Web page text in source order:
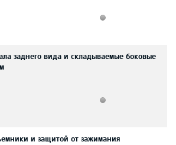
заднего вида и складываемые боковые
и защитой от зажимания